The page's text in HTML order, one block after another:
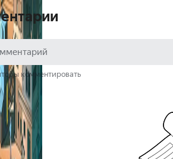
комментировать